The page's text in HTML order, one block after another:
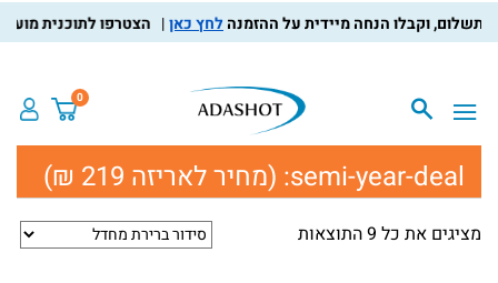
לחץ כאן הצטרפו לתוכנית מועדון
0
semi-year-deal: (מחיר לאריזה 219 ₪)
מציגים את כל ⁦9⁩ התוצאות